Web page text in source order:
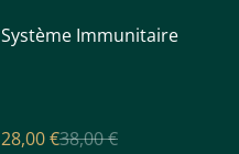
%
Système Immunitaire
28,00 €38,00 €